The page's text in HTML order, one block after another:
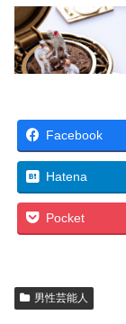
Facebook
Hatena
Pocket
男性芸能人